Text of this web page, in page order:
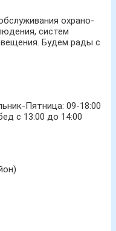
охрано-
систем
Будем рады с
Пятница: 09-18:00
с 13:00 до 14:00